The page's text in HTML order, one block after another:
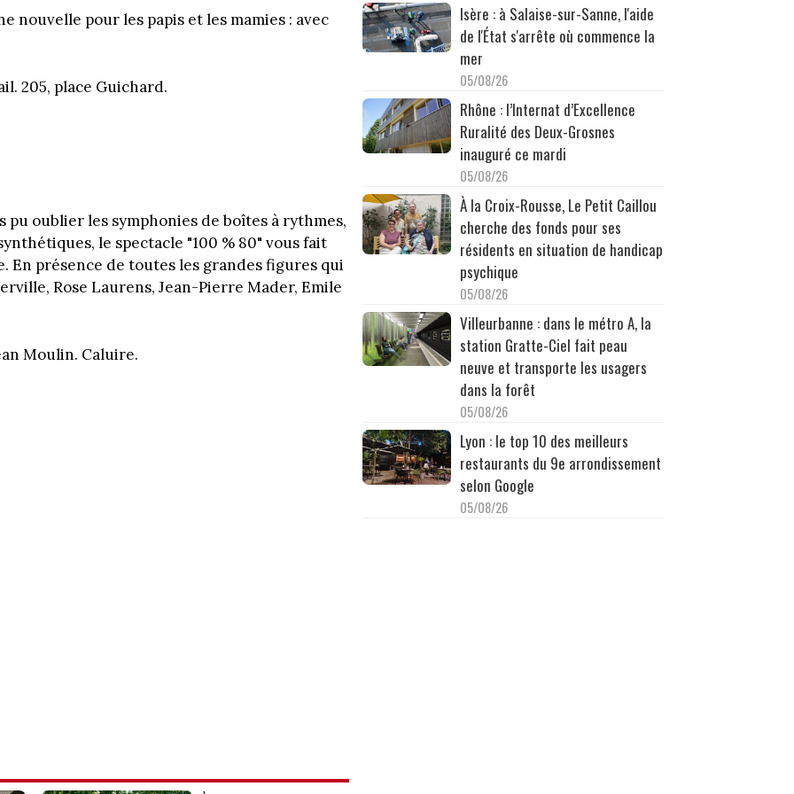
nouvelle pour les papis et les mamies : avec
205, place Guichard.
pu oublier les symphonies de boîtes à rythmes,
le spectacle "100 % 80" vous fait
En présence de toutes les grandes figures qui
Rose Laurens, Jean-Pierre Mader, Emile
Moulin. Caluire.
Isère : à Salaise-sur-Sanne, l'aide
de l'État s'arrête où commence la
mer
05/08/26
Rhône : l’Internat d’Excellence
Ruralité des Deux-Grosnes
inauguré ce mardi
05/08/26
À la Croix-Rousse, Le Petit Caillou
cherche des fonds pour ses
résidents en situation de handicap
psychique
05/08/26
Villeurbanne : dans le métro A, la
station Gratte-Ciel fait peau
neuve et transporte les usagers
dans la forêt
05/08/26
Lyon : le top 10 des meilleurs
restaurants du 9e arrondissement
selon Google
05/08/26